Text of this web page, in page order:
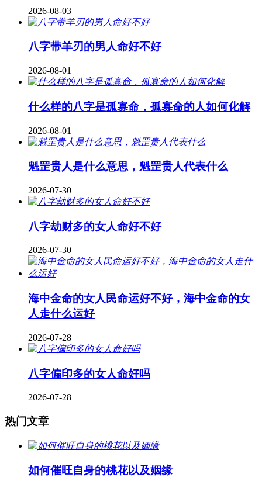
2026-08-03
八字带羊刃的男人命好不好
2026-08-01
什么样的八字是孤寡命，孤寡命的人如何化解
2026-08-01
魁罡贵人是什么意思，魁罡贵人代表什么
2026-07-30
八字劫财多的女人命好不好
2026-07-30
海中金命的女人民命运好不好，海中金命的女
人走什么运好
2026-07-28
八字偏印多的女人命好吗
2026-07-28
热门文章
如何催旺自身的桃花以及姻缘